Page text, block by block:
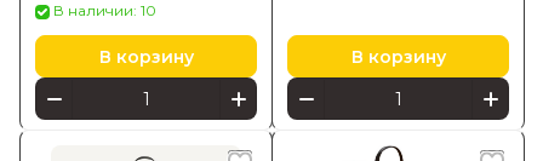
В наличии: 10
В корзину В корзину